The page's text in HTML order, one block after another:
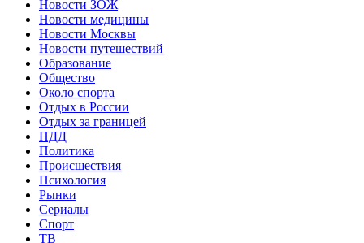
Новости ЗОЖ
Новости медицины
Новости Москвы
Новости путешествий
Образование
Общество
Около спорта
Отдых в России
Отдых за границей
ПДД
Политика
Происшествия
Психология
Рынки
Сериалы
Спорт
ТВ